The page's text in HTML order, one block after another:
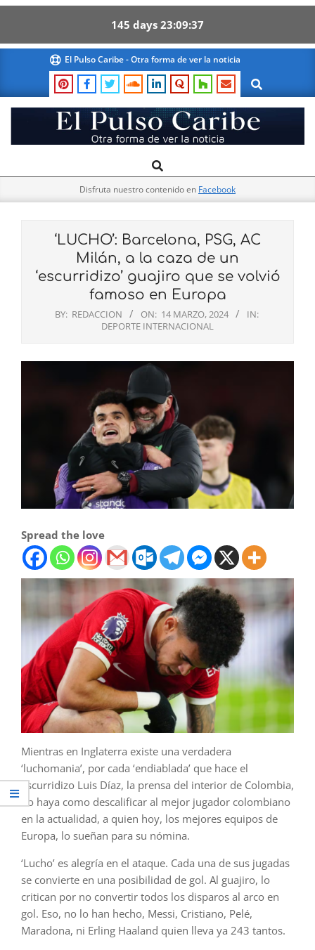
145 days 23 09 37
content
El Pulso Caribe - Otra forma de ver la noticia
Search
El
Pulso
Navigation
Search
Disfruta nuestro contenido en Facebook
‘LUCHO’: Barcelona, PSG, AC
Milán, a la caza de un
‘escurridizo’ guajiro que se volvió
famoso en Europa
BY: REDACCION ON: 14 MARZO, 2024
IN:
DEPORTE INTERNACIONAL
Spread the love
Mientras en Inglaterra existe una verdadera
‘luchomania’, por cada ‘endiablada’ que hace el
escurridizo Luis Díaz, la prensa del interior de Colombia,
no haya como descalificar al mejor jugador colombiano
en la actualidad, a quien hoy, los mejores equipos de
Europa, lo sueñan para su nómina.
‘Lucho’ es alegría en el ataque. Cada una de sus jugadas
se convierte en una posibilidad de gol. Al guajiro, lo
critican por no convertir todos los disparos al arco en
gol. Eso, no lo han hecho, Messi, Cristiano, Pelé,
Maradona, ni Erling Haaland quien lleva ya 243 tantos.